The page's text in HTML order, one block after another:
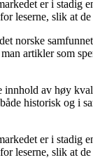
er i stadig
leserne, slik at
norske
artikler som
av høy
historisk og
er i stadig
leserne, slik at